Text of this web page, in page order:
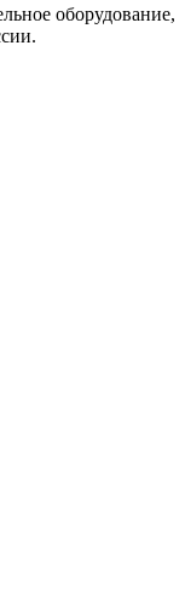
оборудование,